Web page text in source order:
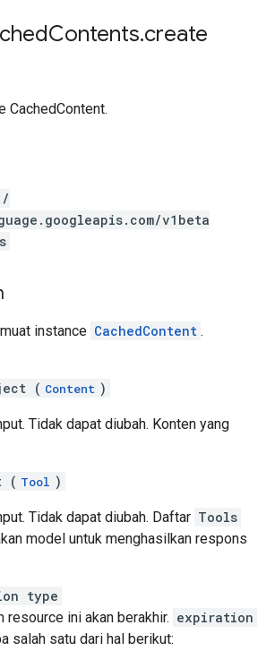
Contents.create
CachedContent.
/
/v1beta
instance CachedContent .
( Content )
Tidak dapat diubah. Konten yang
( Tool )
Tidak dapat diubah. Daftar Tools
model untuk menghasilkan respons
type
resource ini akan berakhir. expiration
salah satu dari hal berikut: